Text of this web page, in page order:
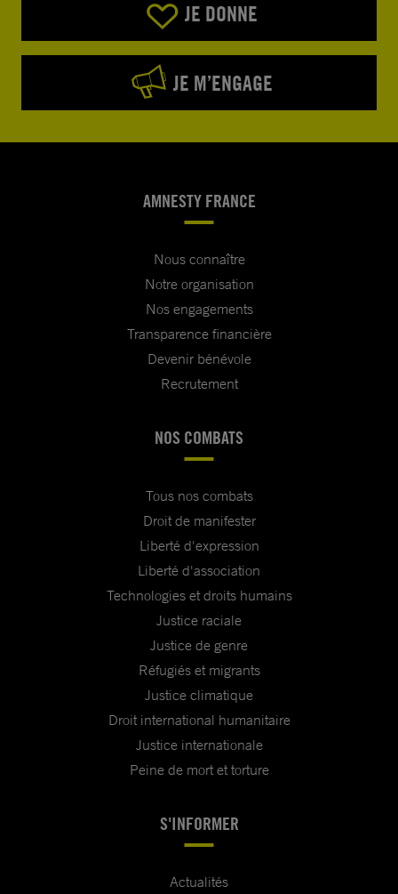
JE DONNE
JE M’ENGAGE
AMNESTY FRANCE
Nous connaître
Notre organisation
Nos engagements
Transparence financière
Devenir bénévole
Recrutement
NOS COMBATS
Tous nos combats
Droit de manifester
Liberté d'expression
Liberté d'association
Technologies et droits humains
Justice raciale
Justice de genre
Réfugiés et migrants
Justice climatique
Droit international humanitaire
Justice internationale
Peine de mort et torture
S'INFORMER
Actualités